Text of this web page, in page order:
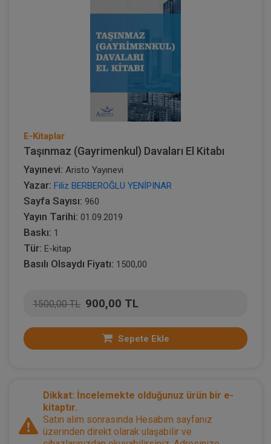
E-Kitaplar
Taşınmaz (Gayrimenkul) Davaları El Kitabı
Yayınevi: Aristo Yayınevi
Yazar: Filiz BERBEROĞLU YENİPINAR
Sayfa Sayısı: 960
Yayın Tarihi: 01.09.2019
Baskı: 1
Tür: E-kitap
Basılı Olsaydı Fiyatı: 1500,00
1500,00 TL 900,00 TL
Sepete Ekle
Dikkat: İncelemekte olduğunuz ürün bir e-
kitaptır.
Satın alım sonrasında Hesabım sayfanız
üzerinden direkt olarak ulaşabilir ve